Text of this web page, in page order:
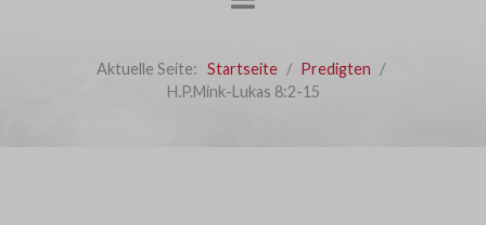
Aktuelle Seite: Startseite
Predigten
H.P.Mink-Lukas 8:2-15